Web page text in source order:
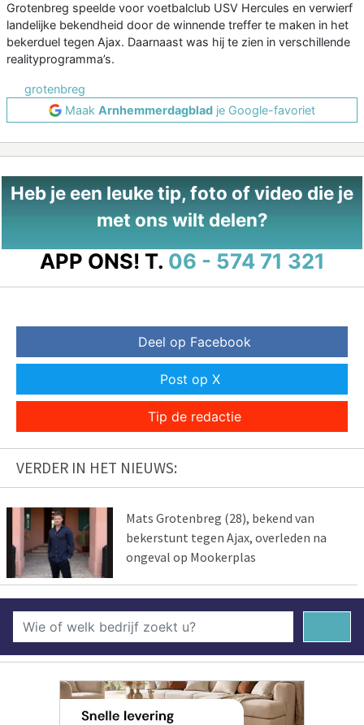
Grotenbreg speelde voor voetbalclub USV Hercules en verwierf
landelijke bekendheid door de winnende treffer te maken in het
bekerduel tegen Ajax. Daarnaast was hij te zien in verschillende
realityprogramma’s.
grotenbreg
Maak Arnhemmerdagblad je Google-favoriet
Heb je een leuke tip, foto of video die je
met ons wilt delen?
APP ONS! T. 06 - 574 71 321
Deel op Facebook
Post op X
Tip de redactie
VERDER IN HET NIEUWS:
Mats Grotenbreg (28), bekend van
bekerstunt tegen Ajax, overleden na
ongeval op Mookerplas